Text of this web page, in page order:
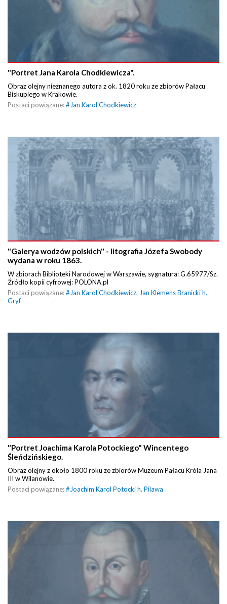
"Portret Jana Karola Chodkiewicza".
Obraz olejny nieznanego autora z ok. 1820 roku ze zbiorów Pałacu
Biskupiego w Krakowie.
Postaci powiązane:#Jan Karol Chodkiewicz
"Galerya wodzów polskich" - litografia Józefa Swobody
wydana w roku 1863.
W zbiorach Biblioteki Narodowej w Warszawie, sygnatura: G.65977/Sz.
Źródło kopii cyfrowej: POLONA.pl
Postaci powiązane:#Jan Karol Chodkiewicz, Jan Klemens Branicki h.
Gryf
"Portret Joachima Karola Potockiego" Wincentego
Śleńdzińskiego.
Obraz olejny z około 1800 roku ze zbiorów Muzeum Pałacu Króla Jana
III w Wilanowie.
Postaci powiązane:# Joachim Karol Potocki h. Pilawa